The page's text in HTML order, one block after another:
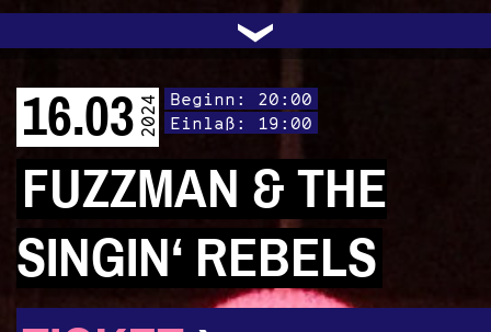
PROGRAMM
ARCHIV
AUDIO|VIDEO
LICHTBLICKE
TRANSIT
OFFENE TÜR
FACEBOOK
INSTAGRAM
KONTAKT
TRAFO
UNTERSTÜTZEN
POLITIK
›
FUZZMAN & THE
SINGIN‘ REBELS
Beginn: 20:00
Einlaß: 19:00
16.032024